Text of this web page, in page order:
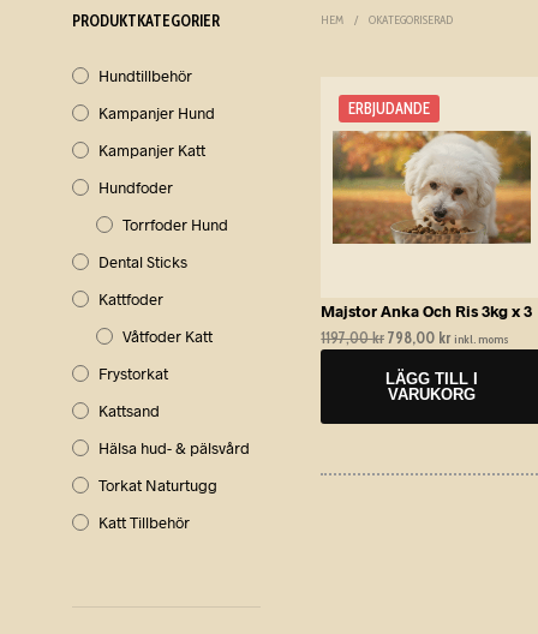
PRODUKTKATEGORIER
Hundtillbehör
Kampanjer Hund
Kampanjer Katt
Hundfoder
Torrfoder Hund
Dental Sticks
Kattfoder
Våtfoder Katt
Frystorkat
Kattsand
Hälsa hud- & pälsvård
Torkat Naturtugg
Katt Tillbehör
HEM / OKATEGORISERAD
ERBJUDANDE
Majstor Anka Och Ris 3kg x 3
1197,00kr Det
priset
var:
1197,00 kr.
798,00 krDet
priset
är:
798,00 kr.
inkl. moms
LÄGG TILL I
VARUKORG